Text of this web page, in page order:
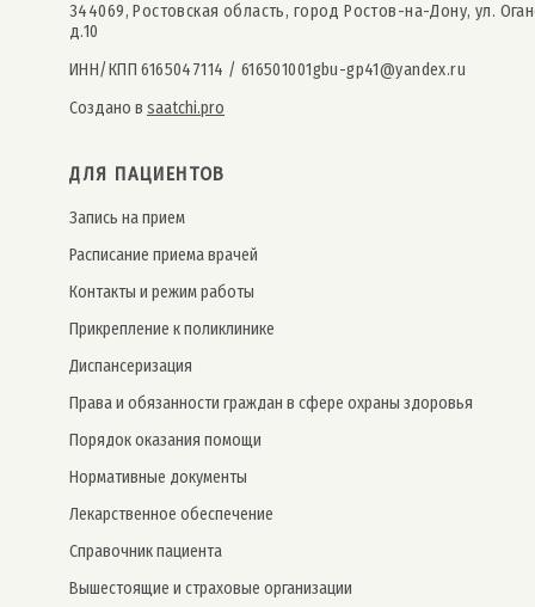
344069, Ростовская область, город Ростов-на-Дону, ул.
д.10
ИНН/КПП 6165047114 / 616501001gbu-gp41@yandex.ru
Создано в saatchi.pro
ДЛЯ ПАЦИЕНТОВ
Запись на прием
Расписание приема врачей
Контакты и режим работы
Прикрепление к поликлинике
Дис­пансе­риза­ция
Права и обязанности граждан в сфере охраны здоровья
Порядок оказания помощи
Нормативные документы
Лекарственное обеспечение
Справочник пациента
Вышестоящие и страховые организации